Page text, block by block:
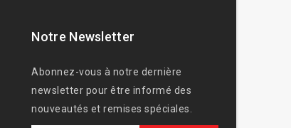
Notre Newsletter
Abonnez-vous à notre dernière
newsletter pour être informé des
nouveautés et remises spéciales.